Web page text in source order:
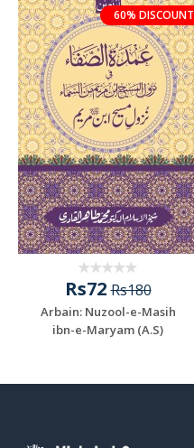
60% DISCOUNT
Rs72Rs180
Arbain: Nuzool-e-Masih
ibn-e-Maryam (A.S)